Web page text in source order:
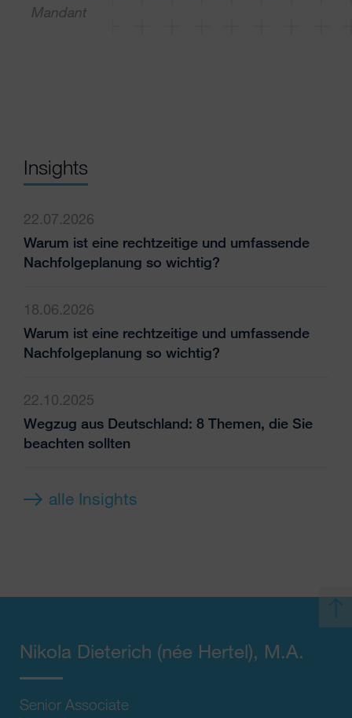
Mandant
Insights
22.07.2026
Warum ist eine rechtzeitige und umfassende
Nachfolgeplanung so wichtig?
18.06.2026
Warum ist eine rechtzeitige und umfassende
Nachfolgeplanung so wichtig?
22.10.2025
Wegzug aus Deutschland: 8 Themen, die Sie
beachten sollten
alle Insights
Nikola Dieterich (née Hertel), M.A.
Senior Associate